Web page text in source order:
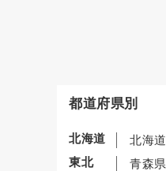
都道府県別
北海道
北海道
東北
青森県